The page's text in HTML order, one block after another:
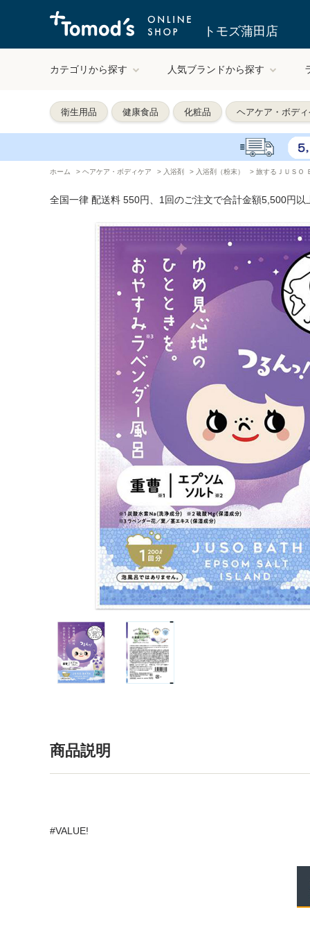
トモズ蒲田店
カテゴリから探す 人気ブランドから探す
衛生用品 健康食品 化粧品 ヘアケア・ボディ
ホーム > ヘアケア・ボディケア > 入浴剤 > 入浴剤（粉末） > 旅するＪＵＳＯ
全国一律 配送料 550円、1回のご注文で合計金額5,500円以
商品説明
#VALUE!